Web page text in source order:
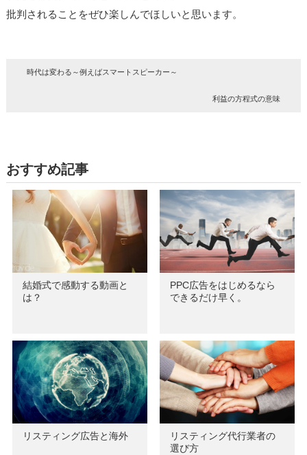
批判されることをぜひ楽しんでほしいと思います。
時代は変わる～例えばスマートスピーカー～
利益の方程式の意味
おすすめ記事
結婚式で感動する動画と
は？
PPC広告をはじめるなら
できるだけ早く。
リスティング広告と海外
リスティング代行業者の
選び方